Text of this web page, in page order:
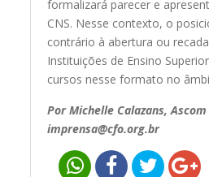
formalizará parecer e
CNS. Nesse contexto, o
contrário à abertura ou
Instituições de Ensino
cursos nesse formato no
Por Michelle Calazans, Ascom
imprensa@cfo.org.br